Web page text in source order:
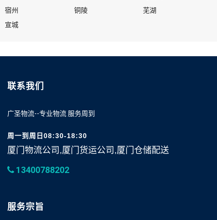
宿州
铜陵
芜湖
宣城
联系我们
广圣物流--专业物流 服务周到
周一到周日08:30-18:30
厦门物流公司,厦门货运公司,厦门仓储配送
13400788202
服务宗旨